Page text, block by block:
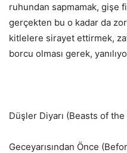
ruhundan sapmamak, gişe
gerçekten bu o kadar da
kitlelere sirayet ettirmek,
borcu olması gerek,
Düşler Diyarı (Beasts of
Geceyarısından Önce